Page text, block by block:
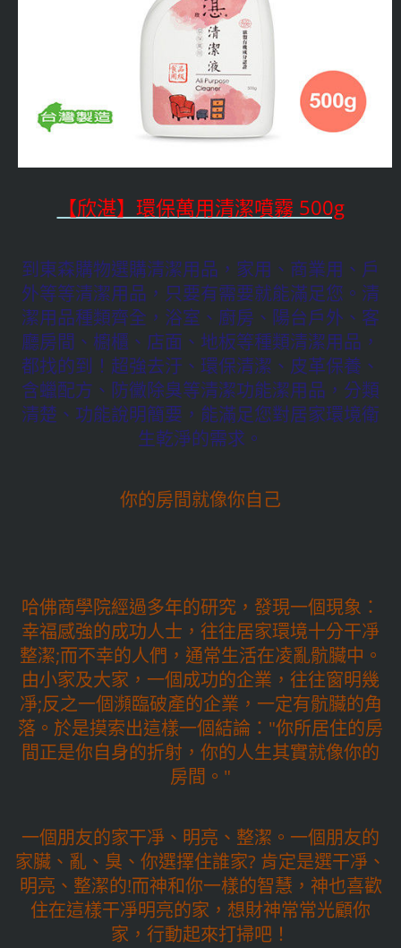
【欣湛】環保萬用清潔噴霧 500g
到東森購物選購清潔用品，家用、商業用、戶
外等等清潔用品，只要有需要就能滿足您。清
潔用品種類齊全，浴室、廚房、陽台戶外、客
廳房間、櫥櫃、店面、地板等種類清潔用品，
都找的到！超強去汙、環保清潔、皮革保養、
含蠟配方、防黴除臭等清潔功能潔用品，分類
清楚、功能說明簡要，能滿足您對居家環境衛
生乾淨的需求。
你的房間就像你自己
哈佛商學院經過多年的研究，發現一個現象：
幸福感強的成功人士，往往居家環境十分干凈
整潔;而不幸的人們，通常生活在凌亂骯臟中。
由小家及大家，一個成功的企業，往往窗明幾
凈;反之一個瀕臨破產的企業，一定有骯臟的角
落。於是摸索出這樣一個結論："你所居住的房
間正是你自身的折射，你的人生其實就像你的
房間。"
一個朋友的家干凈、明亮、整潔。一個朋友的
家臟、亂、臭、你選擇住誰家? 肯定是選干凈、
明亮、整潔的!而神和你一樣的智慧，神也喜歡
住在這樣干凈明亮的家，想財神常常光顧你
家，行動起來打掃吧！